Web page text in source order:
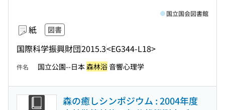
紙 図書
国際科学振興財団2015.3<EG344-L18>
国立国会図書館
件名 国立公園--日本森林浴音響心理学
森の癒しシンポジウム : 2004年度